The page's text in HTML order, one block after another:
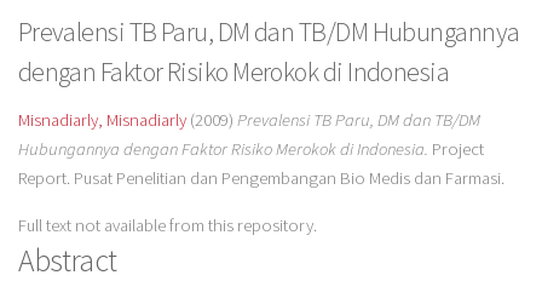
Prevalensi TB Paru, DM dan TB/DM Hubungannya
dengan Faktor Risiko Merokok di Indonesia
Misnadiarly, Misnadiarly(2009) Prevalensi TB Paru, DM dan TB/DM
Hubungannya dengan Faktor Risiko Merokok di Indonesia. Project
Report. Pusat Penelitian dan Pengembangan Bio Medis dan Farmasi.
Full text not available from this repository.
Abstract